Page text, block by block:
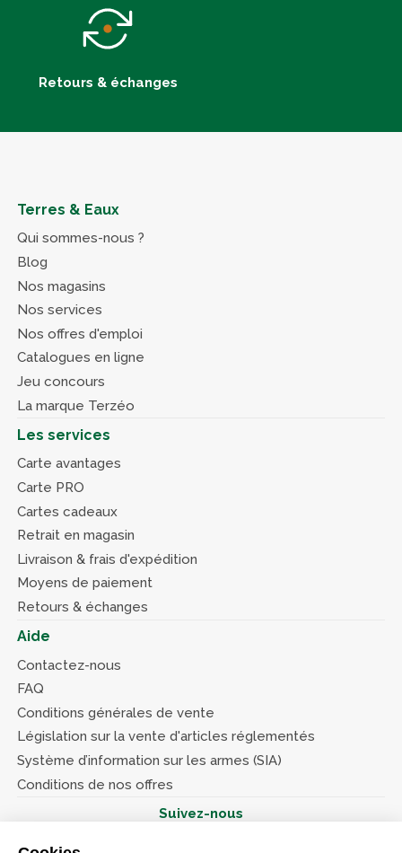
Retours & échanges
Terres & Eaux
Qui sommes-nous ?
Blog
Nos magasins
Nos services
Nos offres d'emploi
Catalogues en ligne
Jeu concours
La marque Terzéo
Les services
Carte avantages
Carte PRO
Cartes cadeaux
Retrait en magasin
Livraison & frais d'expédition
Moyens de paiement
Retours & échanges
Aide
Contactez-nous
FAQ
Conditions générales de vente
Législation sur la vente d'articles réglementés
Système d’information sur les armes (SIA)
Conditions de nos offres
Suivez-nous